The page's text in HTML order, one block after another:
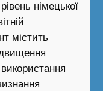
німецької
містить
використання